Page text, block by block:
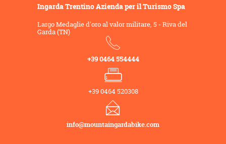
Ingarda Trentino Azienda per il Turismo Spa
Largo Medaglie d'oro al valor militare, 5 - Riva del
Garda (TN)
+39 0464 554444
+39 0464 520308
info@mountaingardabike.com